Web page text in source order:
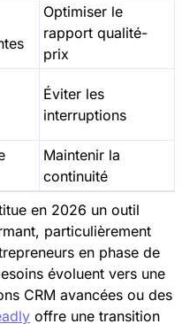
Optimiser le
rapport qualité-
prix
Éviter les
interruptions
Maintenir la
continuité
en 2026 un outil
particulièrement
en phase de
évoluent vers une
CRM avancées ou des
offre une transition